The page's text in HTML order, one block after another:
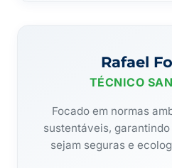
Rafael
TÉCNICO
Focado em normas
sustentáveis,
sejam seguras e